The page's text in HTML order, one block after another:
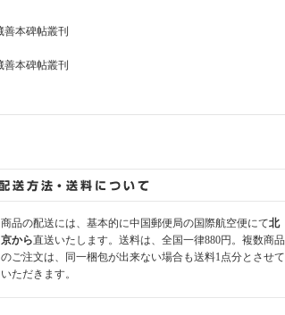
商品の配送には、基本的に中国郵便局の国際航空便にて北
京から直送いたします。送料は、全国一律880円。複数商品
のご注文は、同一梱包が出来ない場合も送料1点分とさせて
いただきます。